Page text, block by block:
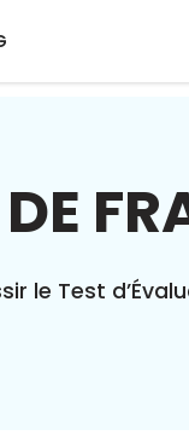
le Test